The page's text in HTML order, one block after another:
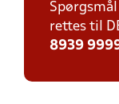
rettes til
8939